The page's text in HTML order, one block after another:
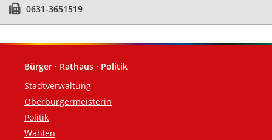
0631-3651519
Fußzeile
Bürger · Rathaus · Politik
Stadtverwaltung
Oberbürgermeisterin
Politik
Wahlen